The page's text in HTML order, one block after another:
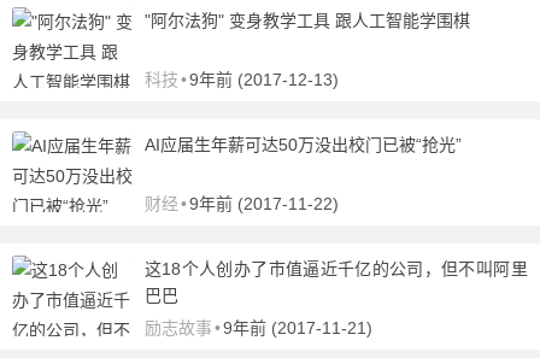
"阿尔法狗" 变身教学工具 跟人工智能学围棋
科技•9年前 (2017-12-13)
AI应届生年薪可达50万没出校门已被“抢光”
财经•9年前 (2017-11-22)
这18个人创办了市值逼近千亿的公司，但不叫阿里
巴巴
励志故事•9年前 (2017-11-21)